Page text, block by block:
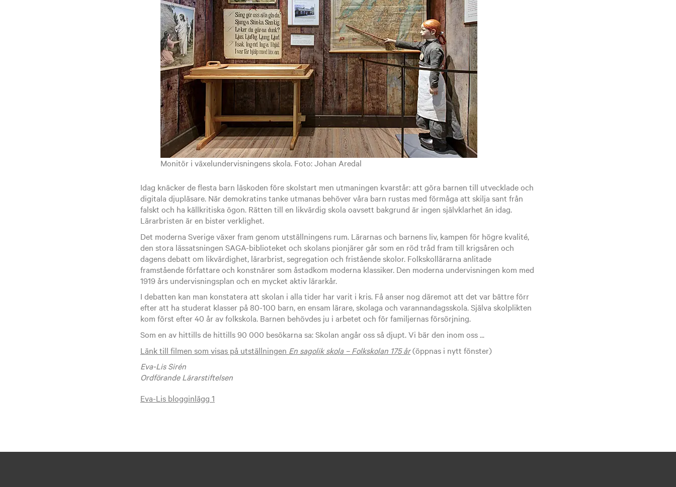
Monitör i växelundervisningens skola. Foto: Johan Aredal
Idag knäcker de flesta barn läskoden före skolstart men utmaningen kvarstår: att göra barnen till utvecklade och
digitala djupläsare. När demokratins tanke utmanas behöver våra barn rustas med förmåga att skilja sant från
falskt och ha källkritiska ögon. Rätten till en likvärdig skola oavsett bakgrund är ingen självklarhet än idag.
Lärarbristen är en bister verklighet.
Det moderna Sverige växer fram genom utställningens rum. Lärarnas och barnens liv, kampen för högre kvalité,
den stora lässatsningen SAGA-biblioteket och skolans pionjärer går som en röd tråd fram till krigsåren och
dagens debatt om likvärdighet, lärarbrist, segregation och fristående skolor. Folkskollärarna anlitade
framstående författare och konstnärer som åstadkom moderna klassiker. Den moderna undervisningen kom med
1919 års undervisningsplan och en mycket aktiv lärarkår.
I debatten kan man konstatera att skolan i alla tider har varit i kris. Få anser nog däremot att det var bättre förr
efter att ha studerat klasser på 80-100 barn, en ensam lärare, skolaga och varannandagsskola. Själva skolplikten
kom först efter 40 år av folkskola. Barnen behövdes ju i arbetet och för familjernas försörjning.
Som en av hittills de hittills 90 000 besökarna sa: Skolan angår oss så djupt. Vi bär den inom oss ...
Länk till filmen som visas på utställningen En sagolik skola – Folkskolan 175 år(öppnas i nytt fönster)
Eva-Lis Sirén
Ordförande Lärarstiftelsen
Eva-Lis blogginlägg 1